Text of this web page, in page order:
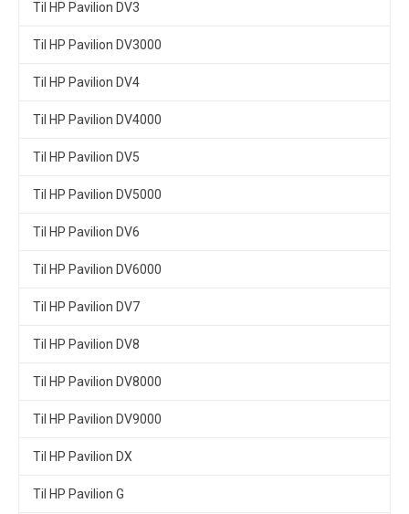
Til HP Pavilion DV3
Til HP Pavilion DV3000
Til HP Pavilion DV4
Til HP Pavilion DV4000
Til HP Pavilion DV5
Til HP Pavilion DV5000
Til HP Pavilion DV6
Til HP Pavilion DV6000
Til HP Pavilion DV7
Til HP Pavilion DV8
Til HP Pavilion DV8000
Til HP Pavilion DV9000
Til HP Pavilion DX
Til HP Pavilion G